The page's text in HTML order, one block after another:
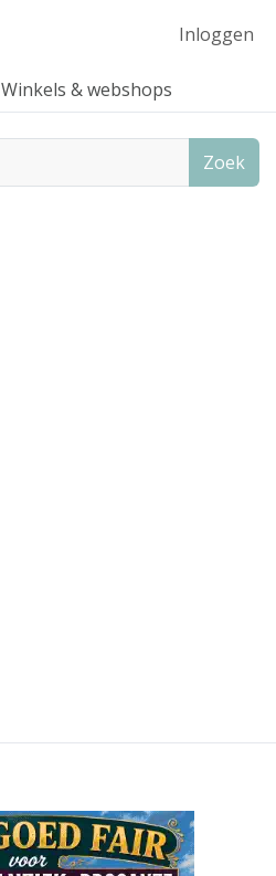
Inloggen
Winkels & webshops
Zoek